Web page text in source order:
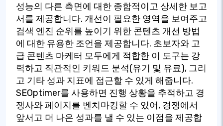
성능의 다른 측면에 대한 종합적이고 상세한 보고
서를 제공합니다. 개선이 필요한 영역을 보여주고
검색 엔진 순위를 높이기 위한 콘텐츠 개선 방법
에 대한 유용한 조언을 제공합니다. 초보자와 고
급 콘텐츠 마케터 모두에게 적합한 이 도구는 강
력하고 직관적인 키워드 분석(유기 및 유료), 그리
고 기타 성과 지표에 접근할 수 있게 해줍니다.
SEOptimer를 사용하면 진행 상황을 추적하고 경
쟁사와 페이지를 벤치마킹할 수 있어, 경쟁에서
앞서고 더 나은 성과를 낼 수 있는 이점을 제공합